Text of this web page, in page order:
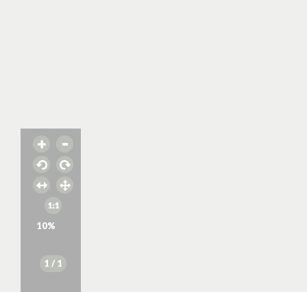
10%
1 / 1